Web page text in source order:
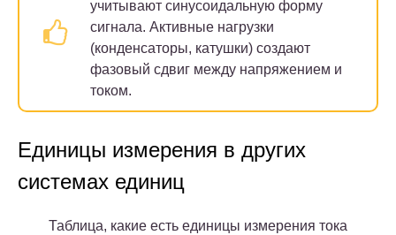
учитывают синусоидальную форму
сигнала. Активные нагрузки
(конденсаторы, катушки) создают
фазовый сдвиг между напряжением и
током.
Единицы измерения в других
системах единиц
Таблица, какие есть единицы измерения тока